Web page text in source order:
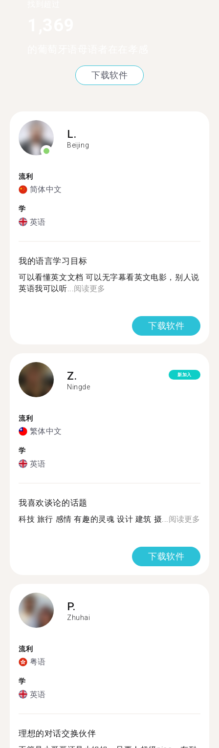
下载软件
L.
Beijing
流利
简体中文
学
英语
我的语言学习目标
可以看懂英文文档 可以无字幕看英文电影，别人说
英语我可以听... 阅读更多
下载软件
Z.
Ningde
新加入
流利
繁体中文
学
英语
我喜欢谈论的话题
科技 旅行 感情 有趣的灵魂 设计 建筑 摄... 阅读更多
下载软件
P.
Zhuhai
流利
粤语
学
英语
理想的对话交换伙伴